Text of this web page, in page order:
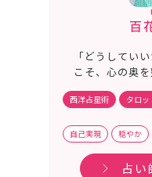
百
「どうしてい
こそ、心の奥
し、一緒に方向
サポーターであ
西洋占星術 タロッ
自己実現 穏やか
占